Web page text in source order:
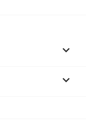

